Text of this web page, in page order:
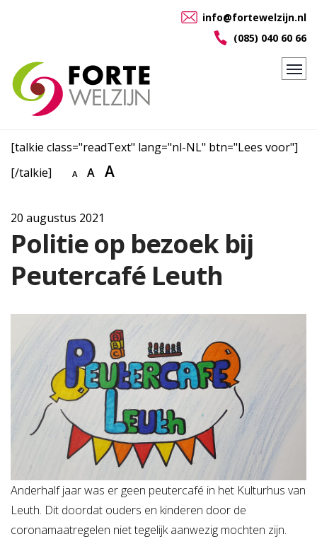
info@fortewelzijn.nl
(085) 040 60 66
[talkie class="readText" lang="nl-NL" btn="Lees voor"]
[/talkie]
A A A
20 augustus 2021
Politie op bezoek bij
Peutercafé Leuth
Anderhalf jaar was er geen peutercafé in het Kulturhus van
Leuth. Dit doordat ouders en kinderen door de
coronamaatregelen niet tegelijk aanwezig mochten zijn.